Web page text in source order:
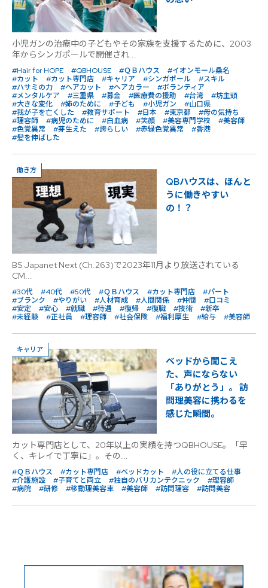
小児ガンの治療中の子どもやその家族を支援するために、2003
年からシンガポールで開催され...
#Hair for HOPE #QBHOUSE #ＱＢハウス
#イオンモール桑名
#カット
#カット専門店 #キャリア #シンガポール
#スキル
#ハサミの力
#ヘアカット #ヘアカラー
#ボランティア
#メンタルケア
#三重県 #募金 #医療費の援助 #台湾
#坊主頭
#大きな変化
#姉のために #子ども #小児ガン
#山口県
#我が子を亡くした
#教育サポート #日本 #東京都
#母の気持ち
#理容師
#病児のために #白血病 #笑顔 #美容専門学校
#美容師
#色覚異常
#芽生えた #誇らしい #赤緑色覚異常
#香港
#髪を伸ばした
働き方
QBハウスは、ほんと
うに働きやすい
の！？
BS Japanet Next (Ch.263)で2023年11月より放送されている
CM...
#30代 #40代 #50代 #ＱＢハウス #カット専門店
#パート
#ブランク
#やりがい #人材育成 #人間関係 #仲間
#口コミ
#安定
#安心 #就職 #待遇 #復帰 #復職 #技術
#新卒
#未経験
#正社員 #理容師 #社会保険 #福利厚生 #給与 #美容師
キャリア
ベッドから聞こえ
た、声にならない
「ありがとう」。 訪
問理美容に携わるを
感じた瞬間。
カット専門店として、20年以上の実績を持つQBHOUSE。「早
く、キレイで丁寧に」。その...
#ＱＢハウス #カット専門店 #ベッドカット
#人の役に立てる仕事
#介護施設
#子育てと両立 #独自のバリカンテクニック
#理容師
#病院
#研修 #移動理美容車 #美容師 #訪問理容 #訪問美容